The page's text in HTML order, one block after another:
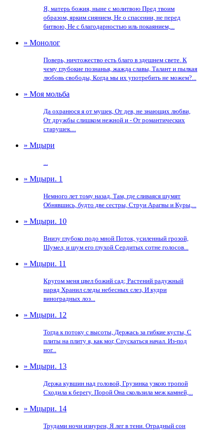
Я, матерь божия, ныне с молитвою Пред твоим
образом, ярким сиянием, Не о спасении, не перед
битвою, Не с благодарностью иль покаянием,...
» Монолог
Поверь, ничтожество есть благо в здешнем свете. К
чему глубокие познанья, жажда славы, Талант и пылкая
любовь свободы, Когда мы их употребить не можем?...
» Моя мольба
Да охранюся я от мушек, От дев, не знающих любви,
От дружбы слишком нежной и - От романтических
старушек....
» Мцыри
...
» Мцыри. 1
Немного лет тому назад, Там, где сливаяся шумят
Обнявшись, будто две сестры, Струи Арагвы и Куры,...
» Мцыри. 10
Внизу глубоко подо мной Поток, усиленный грозой,
Шумел, и шум его глухой Сердитых сотне голосов...
» Мцыри. 11
Кругом меня цвел божий сад; Растений радужный
наряд Хранил следы небесных слез, И кудри
виноградных лоз...
» Мцыри. 12
Тогда к потоку с высоты, Держась за гибкие кусты, С
плиты на плиту я, как мог, Спускаться начал. Из-под
ног...
» Мцыри. 13
Держа кувшин над головой, Грузинка узкою тропой
Сходила к берегу. Порой Она скользила меж камней,...
» Мцыри. 14
Трудами ночи изнурен, Я лег в тени. Отрадный сон